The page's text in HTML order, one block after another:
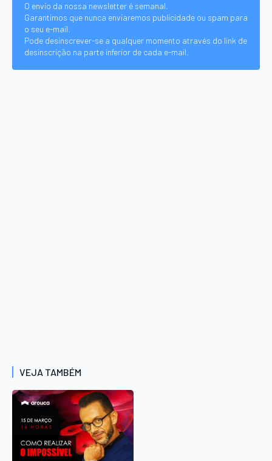
O envio da nossa newsletter é semanal.
Garantimos que nunca enviaremos publicidade ou spam para
o seu e-mail.
Pode desinscrever-se a qualquer momento através do link de
desinscrição na parte inferior de cada e-mail.
VEJA TAMBÉM